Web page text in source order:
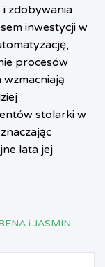
zdobywania
inwestycji w
procesów
wzmacniają
stolarki w
lata jej
i JASMIN